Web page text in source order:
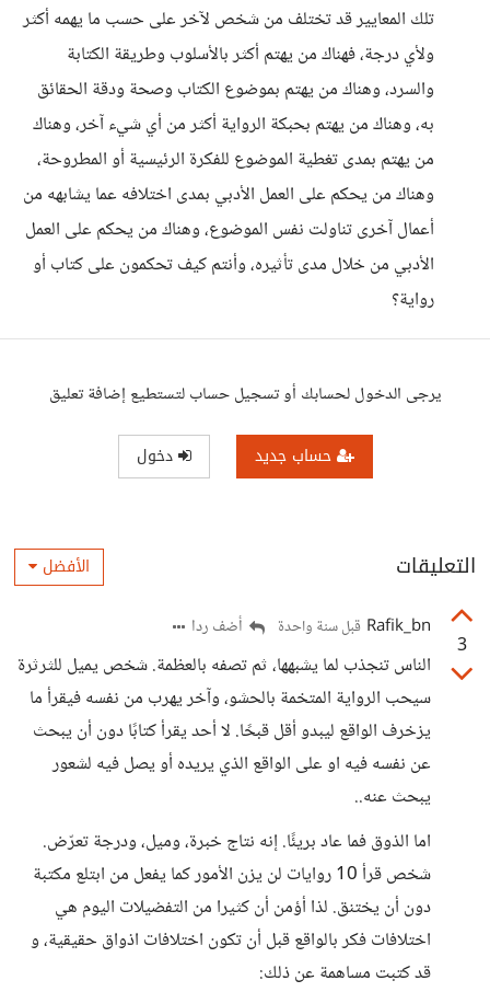
تلك المعايير قد تختلف من شخص لآخر على حسب ما يهمه أكثر
ولأي درجة، فهناك من يهتم أكثر بالأسلوب وطريقة الكتابة
والسرد، وهناك من يهتم بموضوع الكتاب وصحة ودقة الحقائق
به، وهناك من يهتم بحبكة الرواية أكثر من أي شيء آخر، وهناك
من يهتم بمدى تغطية الموضوع للفكرة الرئيسية أو المطروحة،
وهناك من يحكم على العمل الأدبي بمدى اختلافه عما يشابهه من
أعمال آخرى تناولت نفس الموضوع، وهناك من يحكم على العمل
الأدبي من خلال مدى تأثيره، وأنتم كيف تحكمون على كتاب أو
رواية؟
يرجى الدخول لحسابك أو تسجيل حساب لتستطيع إضافة تعليق
حساب جديد دخول
التعليقات الأفضل
3
Rafik_bn قبل سنة واحدة أضف ردا
الناس تنجذب لما يشبهها، ثم تصفه بالعظمة. شخص يميل للثرثرة
سيحب الرواية المتخمة بالحشو، وآخر يهرب من نفسه فيقرأ ما
يزخرف الواقع ليبدو أقل قبحًا. لا أحد يقرأ كتابًا دون أن يبحث
عن نفسه فيه او على الواقع الذي يريده أو يصل فيه لشعور
يبحث عنه..
اما الذوق فما عاد بريئًا. إنه نتاج خبرة، وميل، ودرجة تعرّض.
شخص قرأ 10 روايات لن يزن الأمور كما يفعل من ابتلع مكتبة
دون أن يختنق. لذا أؤمن أن كثيرا من التفضيلات اليوم هي
اختلافات فكر بالواقع قبل أن تكون اختلافات اذواق حقيقية، و
قد كتبت مساهمة عن ذلك: